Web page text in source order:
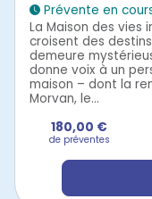
Prévente en
La Maison des vies
croisent des
demeure
donne voix à un
maison – dont la
Morvan, le...
180,00 €
de préventes